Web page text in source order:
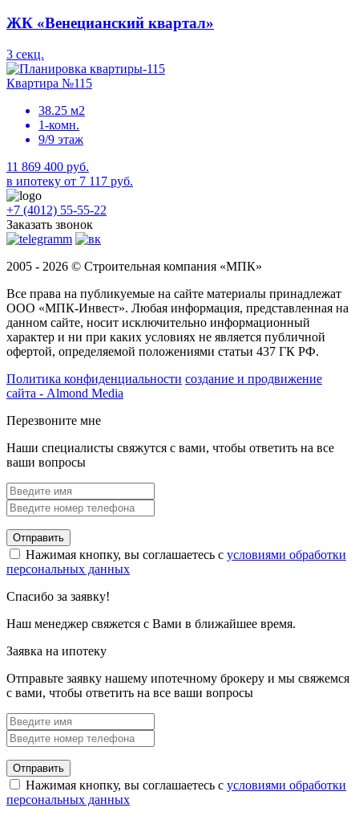
ЖК «Венецианский квартал»
3 секц.
Квартира №115
38.25 м2
1-комн.
9/9 этаж
11 869 400 руб.
в ипотеку от 7 117 руб.
+7 (4012) 55-55-22
Заказать звонок
2005 - 2026 © Строительная компания «МПК»
Все права на публикуемые на сайте материалы принадлежат
ООО «МПК-Инвест». Любая информация, представленная на
данном сайте, носит исключительно информационный
характер и ни при каких условиях не является публичной
офертой, определяемой положениями статьи 437 ГК РФ.
Политика конфиденциальности создание и продвижение
сайта - Almond Media
Перезвоните мне
Наши специалисты свяжутся с вами, чтобы ответить на все
ваши вопросы
Отправить
Нажимая кнопку, вы соглашаетесь с условиями обработки
персональных данных
Спасибо за заявку!
Наш менеджер свяжется с Вами в ближайшее время.
Заявка на ипотеку
Отправьте заявку нашему ипотечному брокеру и мы свяжемся
с вами, чтобы ответить на все ваши вопросы
Отправить
Нажимая кнопку, вы соглашаетесь с условиями обработки
персональных данных